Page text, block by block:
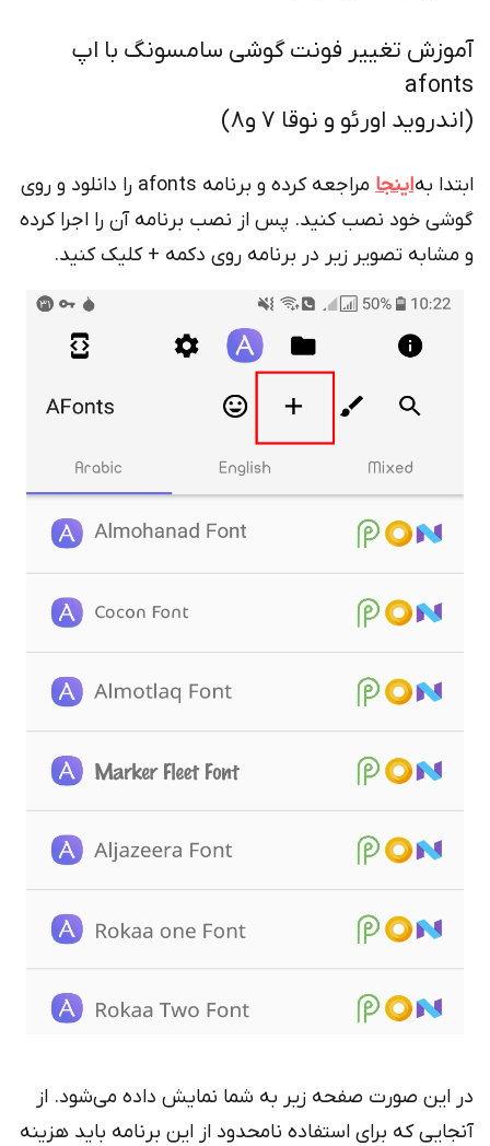
آموزش تغییر فونت گوشی سامسونگ با اپ
afonts
(اندروید اورئو و نوقا 7 و8)
ابتدا بهاینجا
مراجعه کرده و برنامه afonts را دانلود و روی
گوشی خود نصب کنید. پس از نصب برنامه آن را اجرا کرده
و مشابه تصویر زیر در برنامه روی دکمه + کلیک کنید.
در این صورت صفحه زیر به شما نمایش داده می‌شود. از
آنجایی که برای استفاده نامحدود از این برنامه باید هزینه